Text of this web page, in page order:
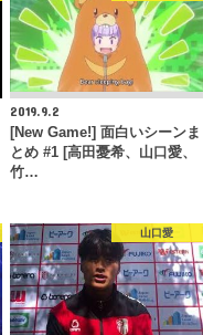
2019.9.2
[New Game!] 面白いシーンま
とめ #1 [高田憂希、山口愛、
竹…
山口愛